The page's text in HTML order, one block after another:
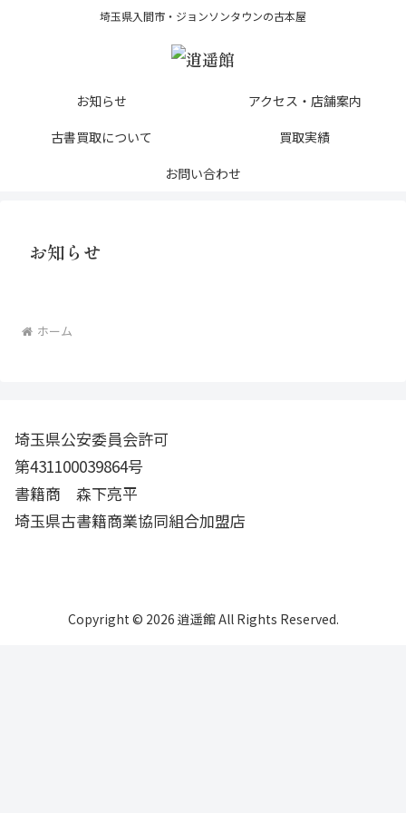
埼玉県入間市・ジョンソンタウンの古本屋
お知らせ
アクセス・店舗案内
古書買取について
買取実績
お問い合わせ
お知らせ
ホーム
埼玉県公安委員会許可
第431100039864号
書籍商 森下亮平
埼玉県古書籍商業協同組合加盟店
Copyright © 2026 逍遥館 All Rights Reserved.